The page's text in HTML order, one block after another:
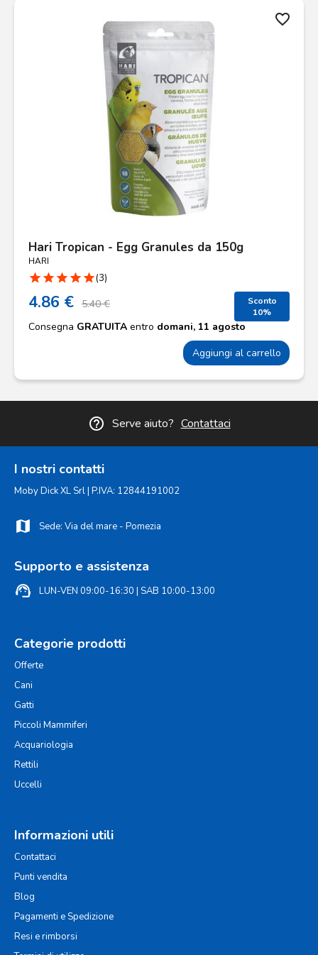
favorite_border
Hari Tropican - Egg Granules da 150g
HARI
star star star star star(3)
4.86 € 5.40 €
Sconto
10%
Consegna GRATUITA entro domani, 11 agosto
Aggiungi al carrello
help_outline Serve aiuto? Contattaci
I nostri contatti
Moby Dick XL Srl | P.IVA: 12844191002
map Sede: Via del mare - Pomezia
Supporto e assistenza
support_agent LUN-VEN 09:00-16:30 | SAB 10:00-13:00
Categorie prodotti
Offerte
Cani
Gatti
Piccoli Mammiferi
Acquariologia
Rettili
Uccelli
Informazioni utili
Contattaci
Punti vendita
Blog
Pagamenti e Spedizione
Resi e rimborsi